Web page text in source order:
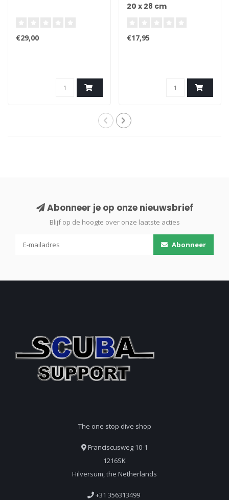
€29,00
20 x 28 cm
€17,95
Abonneer je op onze nieuwsbrief
Blijf op de hoogte over onze laatste acties
Abonneer
The one stop dive shop
Franciscusweg 10-1
1216SK
Hilversum, the Netherlands
+31 356313499